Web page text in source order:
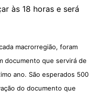
às 18 horas e será
macrorregião, foram
documento que servirá de
ano. São esperados 500
do documento que